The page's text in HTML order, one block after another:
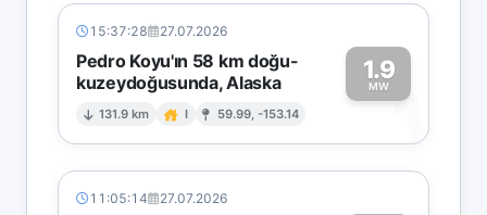
15:37:28 27.07.2026
Pedro Koyu'ın 58 km doğu-
kuzeydoğusunda, Alaska
131.9 km I 59.99, -153.14
1.9
MW1
11:05:14 27.07.2026